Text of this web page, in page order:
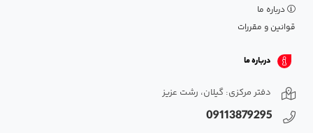
درباره ما
قوانین و مقررات
درباره ما
دفتر مرکزی: گیلان، رشت عزیز
09113879295